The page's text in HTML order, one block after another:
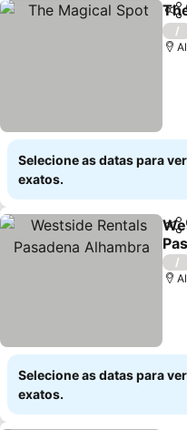
/
Selecione as datas para
exatos.
/
Selecione as datas para
exatos.